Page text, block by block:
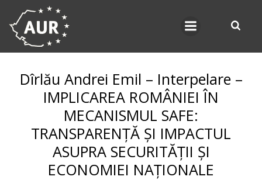
Dîrlău Andrei Emil – Interpelare –
IMPLICAREA ROMÂNIEI ÎN
MECANISMUL SAFE:
TRANSPARENȚĂ ȘI IMPACTUL
ASUPRA SECURITĂȚII ȘI
ECONOMIEI NAȚIONALE